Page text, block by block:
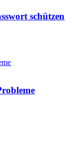
schützen